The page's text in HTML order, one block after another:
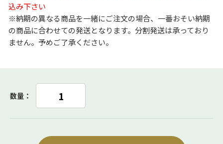
込み下さい
※納期の異なる商品を一緒にご注文の場合、一番おそい納期
の商品に合わせての発送となります。分割発送は承っており
ません。予めご了承ください。
数量：